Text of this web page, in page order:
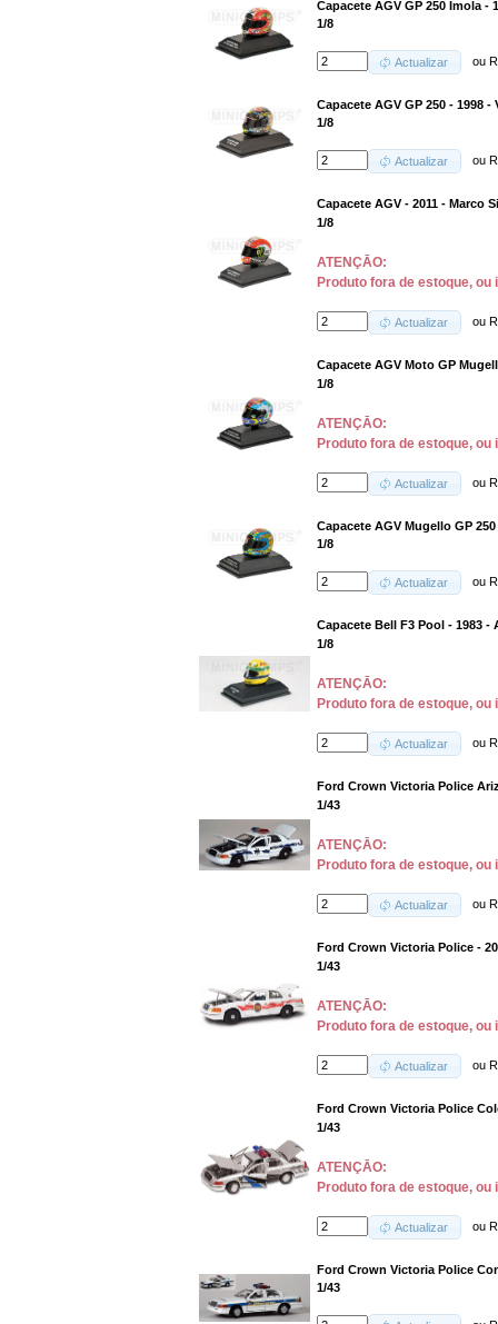
Capacete AGV GP 250 Imola -
1/8
Actualizar ou
Capacete AGV GP 250 - 1998
1/8
Actualizar ou
Capacete AGV - 2011 - Marco
1/8
ATENÇĀO:
Produto fora de estoque, ou
Actualizar ou
Capacete AGV Moto GP
1/8
ATENÇĀO:
Produto fora de estoque, ou
Actualizar ou
Capacete AGV Mugello GP
1/8
Actualizar ou
Capacete Bell F3 Pool - 1983 -
1/8
ATENÇĀO:
Produto fora de estoque, ou
Actualizar ou
Ford Crown Victoria Police
1/43
ATENÇĀO:
Produto fora de estoque, ou
Actualizar ou
Ford Crown Victoria Police -
1/43
ATENÇĀO:
Produto fora de estoque, ou
Actualizar ou
Ford Crown Victoria Police
1/43
ATENÇĀO:
Produto fora de estoque, ou
Actualizar ou
Ford Crown Victoria Police
1/43